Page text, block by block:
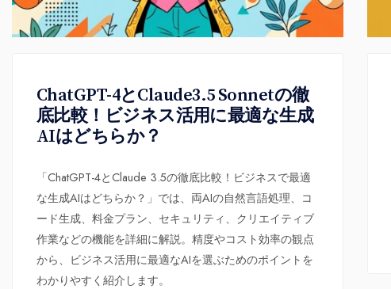
ChatGPT-4とClaude3.5 Sonnetの徹
底比較！ビジネス活用に最適な生成
AIはどちらか？
「ChatGPT-4とClaude 3.5の徹底比較！ビジネスで最適
な生成AIはどちらか？」では、両AIの自然言語処理、コ
ード生成、料金プラン、セキュリティ、クリエイティブ
作業などの機能を詳細に解説。精度やコスト効率の観点
から、ビジネス活用に最適なAIを選ぶためのポイントを
わかりやすく紹介します。